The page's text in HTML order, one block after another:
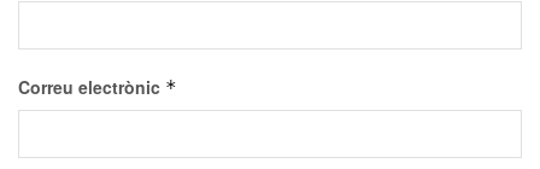
Correu electrònic *